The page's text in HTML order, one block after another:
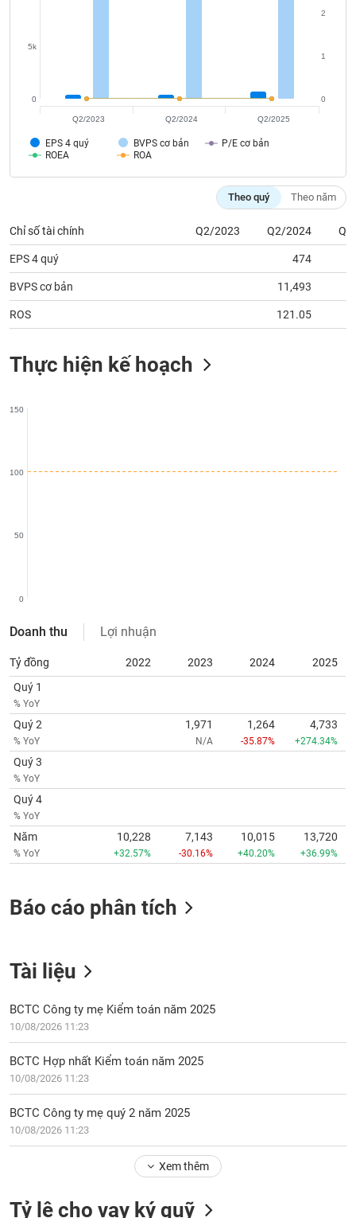
EPS 4 quý BVPS cơ bản
P/E cơ bản
ROEA
ROA
0
5k
0
1
2
Q2/2023 Q2/2024 Q2/2025
Theo quý Theo năm
Chỉ số tài chính Q2/2023 Q2/2024
EPS 4 quý 474
BVPS cơ bản 11,493
ROS 121.05
Thực hiện kế hoạch
0
50
100
150
Doanh thu Lợi nhuận
Tỷ đồng 2022 2023 2024
2025
Quý 1
% YoY
Quý 2
% YoY
1,971
N/A
1,264
-35.87%
4,733
+274.34%
Quý 3
% YoY
Quý 4
% YoY
Năm
% YoY
10,228
+32.57%
7,143
-30.16%
10,015
+40.20%
13,720
+36.99%
Báo cáo phân tích
Tài liệu
BCTC Công ty mẹ Kiểm toán năm 2025
10/08/2026 11:23
BCTC Hợp nhất Kiểm toán năm 2025
10/08/2026 11:23
BCTC Công ty mẹ quý 2 năm 2025
10/08/2026 11:23
Xem thêm
Tỷ lệ cho vay ký quỹ
chính
Công
cụ
đầu
tư
thông
Dữ